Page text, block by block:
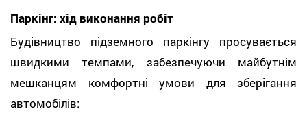
Паркінг: хід виконання робіт
Будівництво підземного паркінгу просувається
швидкими темпами, забезпечуючи майбутнім
мешканцям комфортні умови для зберігання
автомобілів: